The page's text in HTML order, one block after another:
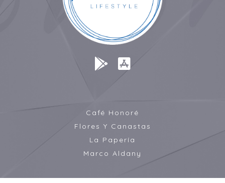
Café Honoré
Flores Y Canastas
La Papería
Marco Aldany